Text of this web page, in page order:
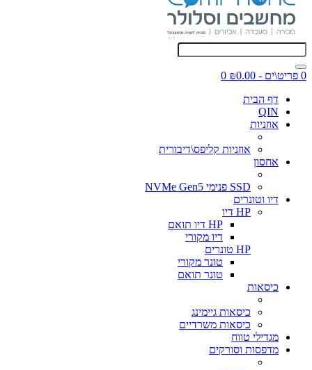
0 פריט\ים - ₪0.00
0
דף הבית
QIN
אוזניות
אוזניות קליפס\דיבורית
אחסון
SSD פנימי NVMe Gen5
דיו וטונרים
HP דיו
HP דיו תואם
דיו מקורי
HP טונרים
טונר מקורי
טונר תואם
כיסאות
כיסאות גיימינג
כיסאות משרדיים
מגדילי טווח
מדפסות וסורקים